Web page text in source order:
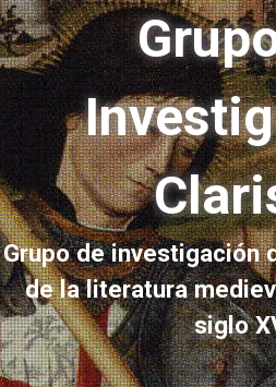
Grupo de investigación
de la literatura
siglo